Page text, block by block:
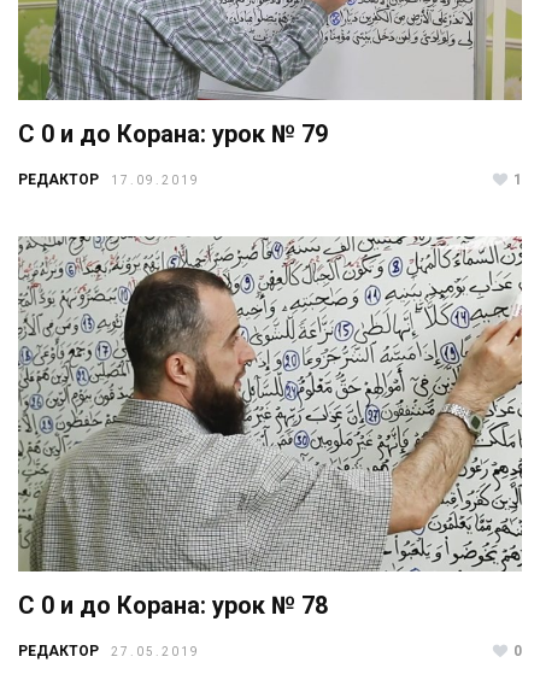
С 0 и до Корана: урок № 79
РЕДАКТОР 17.09.2019 1
С 0 и до Корана: урок № 78
РЕДАКТОР 27.05.2019 0